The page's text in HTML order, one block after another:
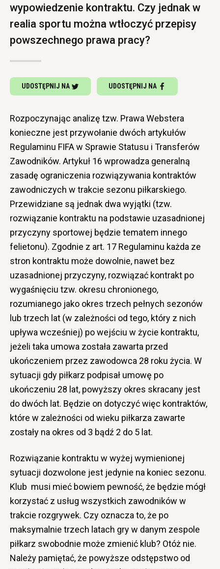
wypowiedzenie kontraktu. Czy jednak w
realia sportu można wtłoczyć przepisy
powszechnego prawa pracy?
UDOSTĘPNIJ NA UDOSTĘPNIJ NA
Rozpoczynając analizę tzw. Prawa Webstera
konieczne jest przywołanie dwóch artykułów
Regulaminu FIFA w Sprawie Statusu i Transferów
Zawodników. Artykuł 16 wprowadza generalną
zasadę ograniczenia rozwiązywania kontraktów
zawodniczych w trakcie sezonu piłkarskiego.
Przewidziane są jednak dwa wyjątki (tzw.
rozwiązanie kontraktu na podstawie uzasadnionej
przyczyny sportowej będzie tematem innego
felietonu). Zgodnie z art. 17 Regulaminu każda ze
stron kontraktu może dowolnie, nawet bez
uzasadnionej przyczyny, rozwiązać kontrakt po
wygaśnięciu tzw. okresu chronionego,
rozumianego jako okres trzech pełnych sezonów
lub trzech lat (w zależności od tego, który z nich
upływa wcześniej) po wejściu w życie kontraktu,
jeżeli taka umowa została zawarta przed
ukończeniem przez zawodowca 28 roku życia. W
sytuacji gdy piłkarz podpisał umowę po
ukończeniu 28 lat, powyższy okres skracany jest
do dwóch lat. Będzie on dotyczyć więc kontraktów,
które w zależności od wieku piłkarza zawarte
zostały na okres od 3 bądź 2 do 5 lat.
Rozwiązanie kontraktu w wyżej wymienionej
sytuacji dozwolone jest jedynie na koniec sezonu.
Klub musi mieć bowiem pewność, że będzie mógł
korzystać z usług wszystkich zawodników w
trakcie rozgrywek. Czy oznacza to, że po
maksymalnie trzech latach gry w danym zespole
piłkarz swobodnie może zmienić klub? Otóż nie.
Należy pamiętać, że powyższe odstępstwo od